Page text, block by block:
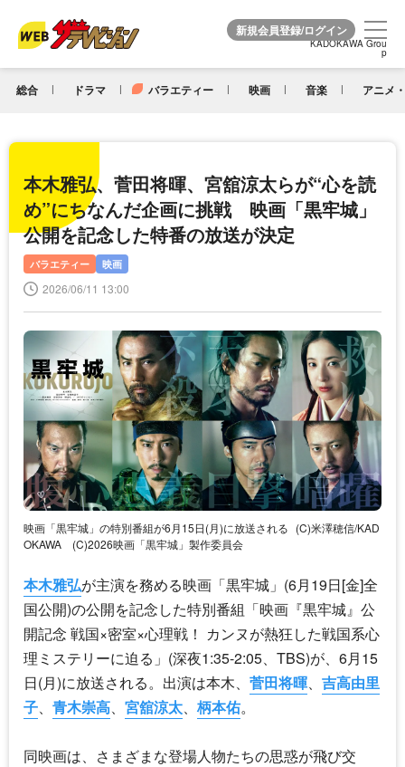
KADOKAWA Grou
p
総合 ドラマ バラエティー 映画 音楽 アニメ
KADOKAWA Grou
p
本木雅弘、菅田将暉、宮舘涼太らが“心を読
め”にちなんだ企画に挑戦 映画「黒牢城」
公開を記念した特番の放送が決定
バラエティー 映画
2026/06/11 13:00
映画「黒牢城」の特別番組が6月15日(月)に放送される (C)米澤穂信/KAD
OKAWA (C)2026映画「黒牢城」製作委員会
本木雅弘が主演を務める映画「黒牢城」(6月19日[金]全
国公開)の公開を記念した特別番組「映画『黒牢城』公
開記念 戦国×密室×心理戦！ カンヌが熱狂した戦国系心
理ミステリーに迫る」(深夜1:35-2:05、TBS)が、6月15
日(月)に放送される。出演は本木、 菅田将暉、 吉高由里
子、 青木崇高、 宮舘涼太、 柄本佑。
同映画は、さまざまな登場人物たちの思惑が飛び交